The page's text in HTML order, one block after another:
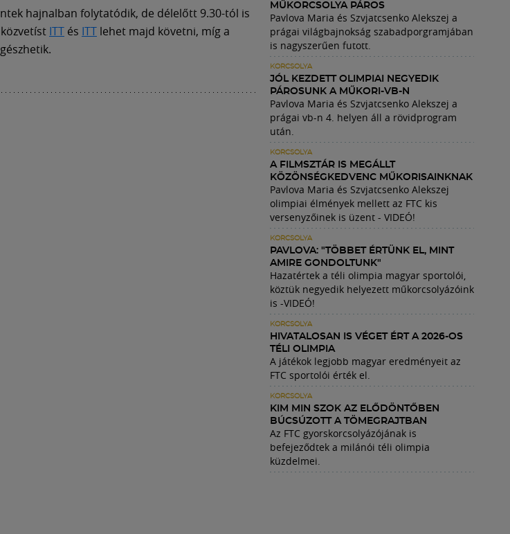
hajnalban folytatódik, de délelőtt 9.30-tól is
ITTés ITTlehet majd követni, míg a
MŰKORCSOLYA PÁROS
Pavlova Maria és Szvjatcsenko Alekszej a
prágai világbajnokság szabadporgramjában
is nagyszerűen futott.
KORCSOLYA
JÓL KEZDETT OLIMPIAI NEGYEDIK
PÁROSUNK A MŰKORI-VB-N
Pavlova Maria és Szvjatcsenko Alekszej a
prágai vb-n 4. helyen áll a rövidprogram
után.
KORCSOLYA
A FILMSZTÁR IS MEGÁLLT
KÖZÖNSÉGKEDVENC MŰKORISAINKNAK
Pavlova Maria és Szvjatcsenko Alekszej
olimpiai élmények mellett az FTC kis
versenyzőinek is üzent - VIDEÓ!
KORCSOLYA
PAVLOVA: "TÖBBET ÉRTÜNK EL, MINT
AMIRE GONDOLTUNK"
Hazatértek a téli olimpia magyar sportolói,
köztük negyedik helyezett műkorcsolyázóink
is -VIDEÓ!
KORCSOLYA
HIVATALOSAN IS VÉGET ÉRT A 2026-OS
TÉLI OLIMPIA
A játékok legjobb magyar eredményeit az
FTC sportolói érték el.
KORCSOLYA
KIM MIN SZOK AZ ELŐDÖNTŐBEN
BÚCSÚZOTT A TÖMEGRAJTBAN
Az FTC gyorskorcsolyázójának is
befejeződtek a milánói téli olimpia
küzdelmei.